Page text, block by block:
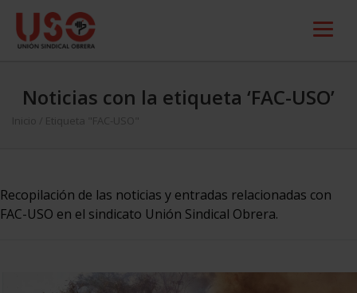
Noticias con la etiqueta ‘FAC-USO’
Inicio Etiqueta "FAC-USO"
Recopilación de las noticias y entradas relacionadas con
FAC-USO en el sindicato Unión Sindical Obrera.